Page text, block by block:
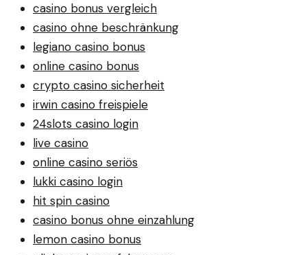
casino bonus vergleich
casino ohne beschränkung
legiano casino bonus
online casino bonus
crypto casino sicherheit
irwin casino freispiele
24slots casino login
live casino
online casino seriös
lukki casino login
hit spin casino
casino bonus ohne einzahlung
lemon casino bonus